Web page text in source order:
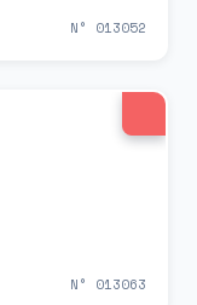
N° 013052
N° 013063